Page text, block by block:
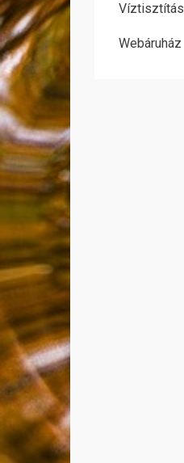
Víztisztítás
Webáruház